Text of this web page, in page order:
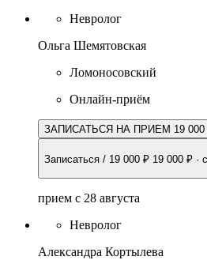
Невролог
Ольга Шемятовская
Ломоносовский
Онлайн-приём
ЗАПИСАТЬСЯ НА ПРИЕМ 19 000
Записаться / 19 000 ₽ 19 000 ₽ ·
прием с 28 августа
Невролог
Александра Кортылева